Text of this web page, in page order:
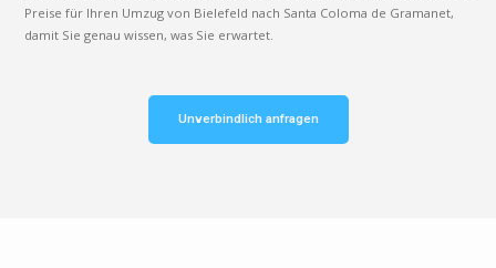
Preise für Ihren Umzug von Bielefeld nach Santa Coloma de Gramanet,
damit Sie genau wissen, was Sie erwartet.
Unverbindlich anfragen